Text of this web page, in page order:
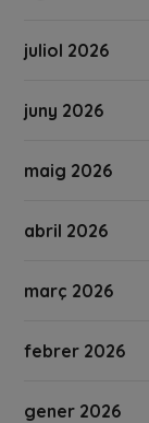
juliol 2026
juny 2026
maig 2026
abril 2026
març 2026
febrer 2026
gener 2026